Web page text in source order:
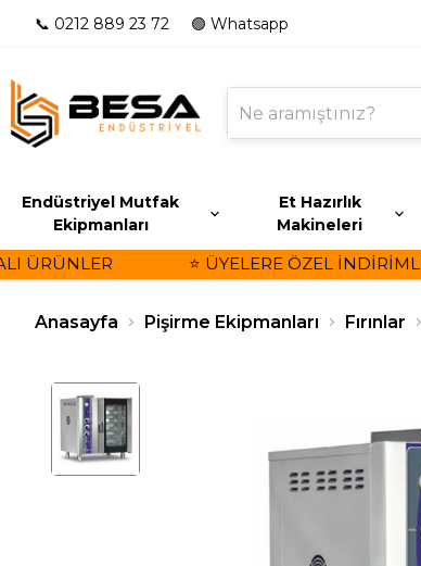
📞 0212 889 23 72 🟢 Whatsapp
Endüstriyel Mutfak
Ekipmanları
Et Hazırlık
Makineleri
⭐ ÜYELERE ÖZEL İNDİRİMLER !
Anasayfa Pişirme Ekipmanları Fırınlar